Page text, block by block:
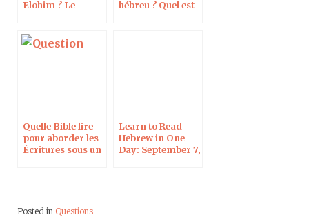
Elohim ? Le
hébreu ? Quel est
Quelle Bible lire
pour aborder les
Écritures sous un
Learn to Read
Hebrew in One
Day: September 7,
Posted in Questions